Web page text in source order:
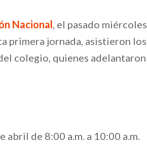
Nacional, el pasado miércoles
primera jornada, asistieron los
colegio, quienes adelantaron
abril de 8:00 a.m. a 10:00 a.m.